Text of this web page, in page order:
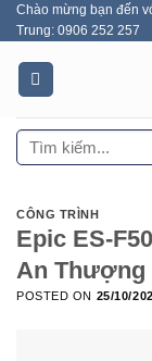
Skip
to
content
Chào mừng bạn đến
Trung: 0906 252 257
Tìm
kiếm:
CÔNG TRÌNH
Epic ES-
An Thượng
POSTED ON 25/10/